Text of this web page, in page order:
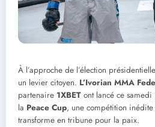
À l’approche de l’élection
un levier citoyen. L’Ivorian MMA
partenaire 1XBET ont lancé ce
la Peace Cup, une compétition
transforme en tribune pour la paix.